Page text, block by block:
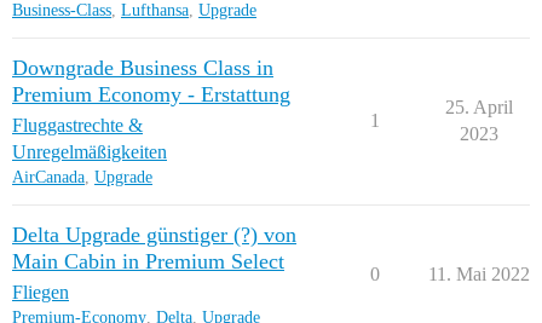
Business-Class, Lufthansa, Upgrade
Downgrade Business Class in
Premium Economy - Erstattung
Fluggastrechte &
Unregelmäßigkeiten
AirCanada, Upgrade
1
25. April
2023
Delta Upgrade günstiger (?) von
Main Cabin in Premium Select
Fliegen
Premium-Economy, Delta, Upgrade
0 11. Mai 2022